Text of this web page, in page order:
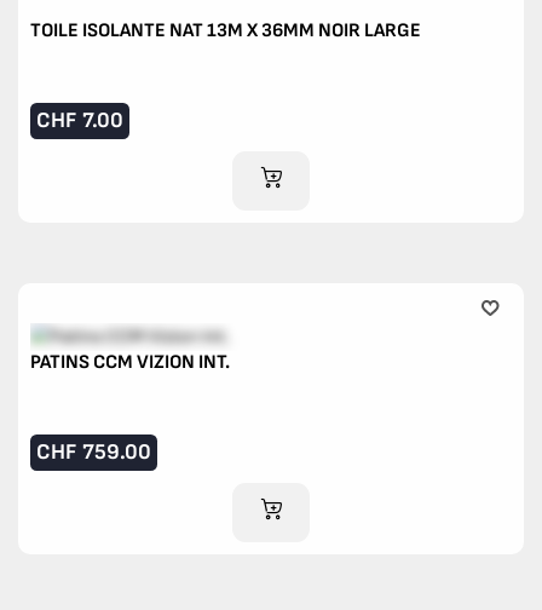
TOILE ISOLANTE NAT 13M X 36MM NOIR LARGE
CHF 7.00
AJOUTER AU PANIER
PATINS CCM VIZION INT.
CHF 759.00
AJOUTER AU PANIER